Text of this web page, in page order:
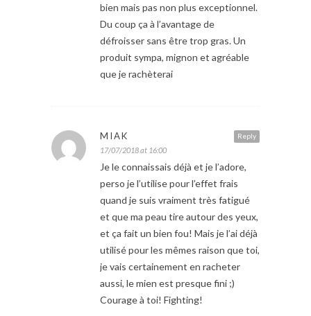
bien mais pas non plus exceptionnel.
Du coup ça à l’avantage de
défroisser sans être trop gras. Un
produit sympa, mignon et agréable
que je rachèterai
Reply
MIAK
17/07/2018 at 16:00
Je le connaissais déjà et je l’adore,
perso je l’utilise pour l’effet frais
quand je suis vraiment très fatigué
et que ma peau tire autour des yeux,
et ça fait un bien fou! Mais je l’ai déjà
utilisé pour les mêmes raison que toi,
je vais certainement en racheter
aussi, le mien est presque fini ;)
Courage à toi! Fighting!